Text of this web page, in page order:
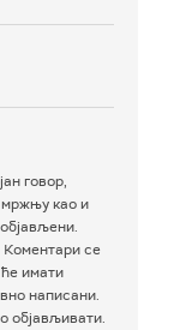
говор,
мржњу као и
Коментари се
имати
написани.
објављивати.